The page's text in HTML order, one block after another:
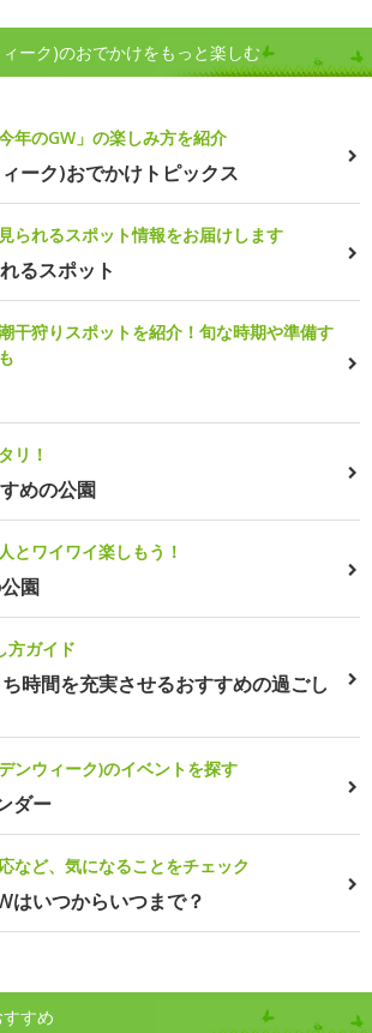
ーク)のおでかけをもっと楽しむ
年のGW」の楽しみ方を紹介
ーク)おでかけトピックス
られるスポット情報をお届けします
るスポット
干狩りスポットを紹介！旬な時期や準備す
リ！
めの公園
とワイワイ楽しもう！
園
方ガイド
時間を充実させるおすすめの過ごし
ンウィーク)のイベントを探す
ダー
など、気になることをチェック
はいつからいつまで？
すめ